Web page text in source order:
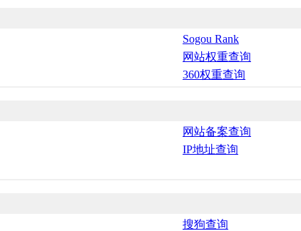
Sogou Rank
网站权重查询
360权重查询
网站备案查询
IP地址查询
搜狗查询